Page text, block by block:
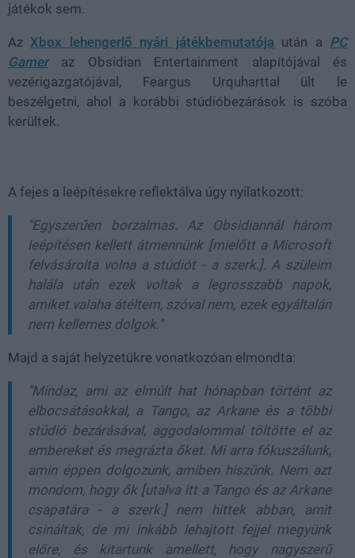
játékok sem.
Az Xbox lehengerlő nyári játékbemutatója után a PC
Gamer
az Obsidian Entertainment alapítójával és
vezérigazgatójával, Feargus Urquharttal ült le
beszélgetni, ahol a korábbi stúdióbezárások is szóba
kerültek.
A fejes a leépítésekre reflektálva úgy nyilatkozott:
"Egyszerűen borzalmas. Az Obsidiannál három
leépítésen kellett átmennünk [mielőtt a Microsoft
felvásárolta volna a stúdiót - a szerk.]. A szüleim
halála után ezek voltak a legrosszabb napok,
amiket valaha átéltem, szóval nem, ezek egyáltalán
nem kellemes dolgok."
Majd a saját helyzetükre vonatkozóan elmondta:
"Mindaz, ami az elmúlt hat hónapban történt az
elbocsátásokkal, a Tango, az Arkane és a többi
stúdió bezárásával, aggodalommal töltötte el az
embereket és megrázta őket. Mi arra fókuszálunk,
amin éppen dolgozunk, amiben hiszünk. Nem azt
mondom, hogy ők [utalva itt a Tango és az Arkane
csapatára - a szerk.] nem hittek abban, amit
csináltak, de mi inkább lehajtott fejjel megyünk
előre, és kitartunk amellett, hogy nagyszerű